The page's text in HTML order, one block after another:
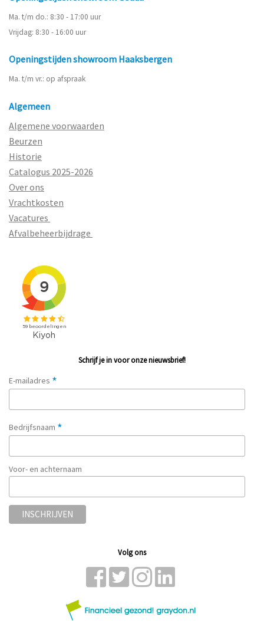
Ma. t/m do.: 8:30 - 17:00 uur
Vrijdag: 8:30 - 16:00 uur
Openingstijden showroom Haaksbergen
Ma. t/m vr.: op afspraak
Algemeen
Algemene voorwaarden
Beurzen
Historie
Catalogus 2025-2026
Over ons
Vrachtkosten
Vacatures
Afvalbeheerbijdrage
Schrijf je in voor onze nieuwsbrief!
E-mailadres *
Bedrijfsnaam *
Voor- en achternaam
Volg ons